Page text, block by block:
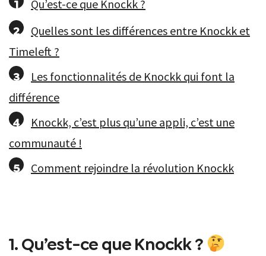
Qu’est-ce que Knockk ?
Quelles sont les différences entre Knockk et
Timeleft ?
Les fonctionnalités de Knockk qui font la
différence
Knockk, c’est plus qu’une appli, c’est une
communauté !
Comment rejoindre la révolution Knockk
1. Qu’est-ce que Knockk ?